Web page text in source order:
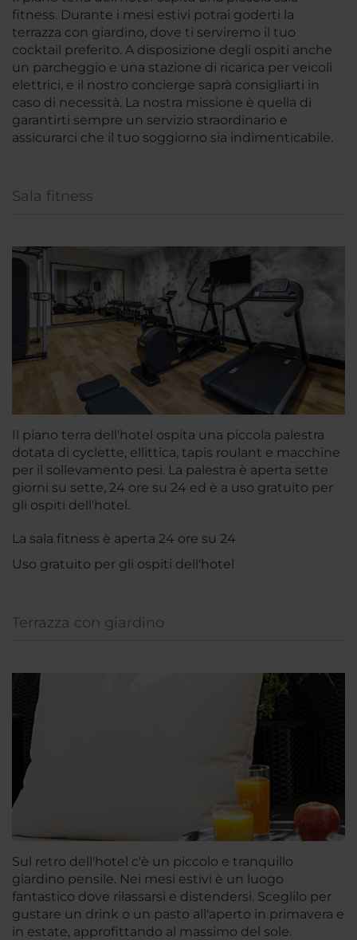
fitness. Durante i mesi estivi potrai goderti la
terrazza con giardino, dove ti serviremo il tuo
cocktail preferito. A disposizione degli ospiti anche
un parcheggio e una stazione di ricarica per veicoli
elettrici, e il nostro concierge saprà consigliarti in
caso di necessità. La nostra missione è quella di
garantirti sempre un servizio straordinario e
assicurarci che il tuo soggiorno sia indimenticabile.
Sala fitness
Il piano terra dell'hotel ospita una piccola palestra
dotata di cyclette, ellittica, tapis roulant e macchine
per il sollevamento pesi. La palestra è aperta sette
giorni su sette, 24 ore su 24 ed è a uso gratuito per
gli ospiti dell'hotel.
La sala fitness è aperta 24 ore su 24
Uso gratuito per gli ospiti dell'hotel
Terrazza con giardino
Sul retro dell'hotel c'è un piccolo e tranquillo
giardino pensile. Nei mesi estivi è un luogo
fantastico dove rilassarsi e distendersi. Sceglilo per
gustare un drink o un pasto all'aperto in primavera e
in estate, approfittando al massimo del sole.